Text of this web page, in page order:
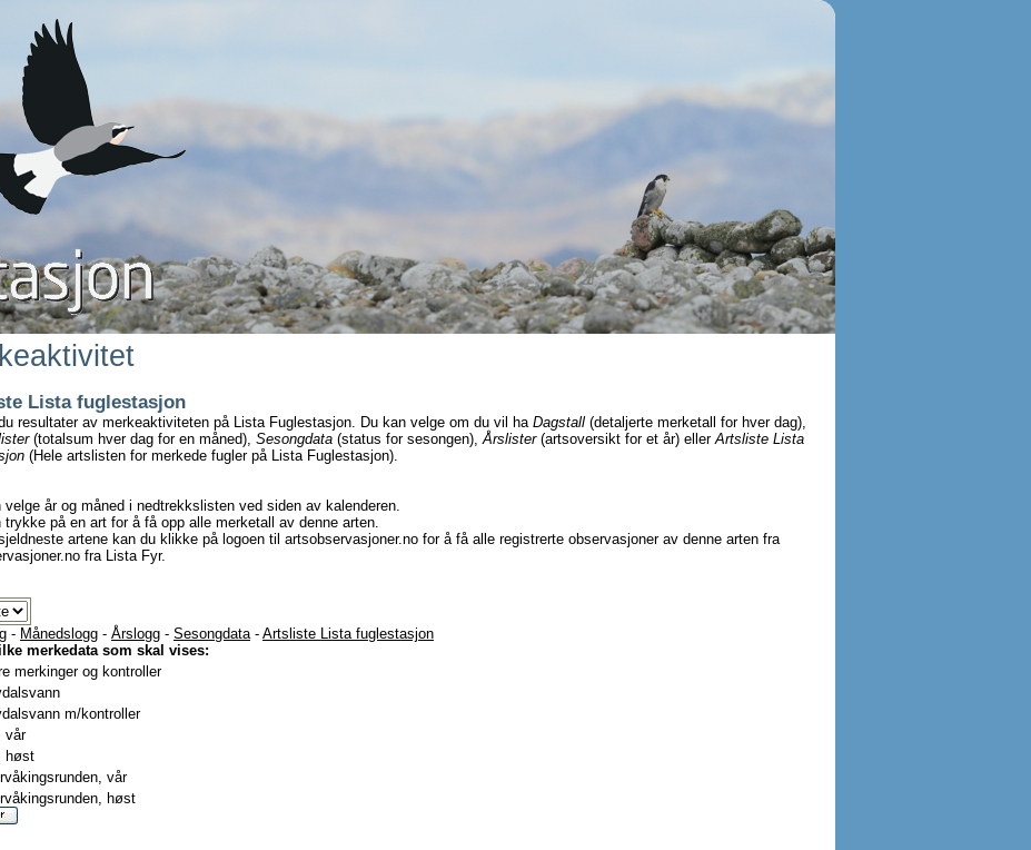
Lista fuglestasjon
resultater av merkeaktiviteten på Lista Fuglestasjon. Du kan velge om du vil ha Dagstall (detaljerte merketall for hver dag),
(totalsum hver dag for en måned), Sesongdata (status for sesongen),Årslister(artsoversikt for et år) ellerArtsliste Lista
(Hele artslisten for merkede fugler på Lista Fuglestasjon).
velge år og måned i nedtrekkslisten ved siden av kalenderen.
trykke på en art for å få opp alle merketall av denne arten.
artene kan du klikke på logoen til artsobservasjoner.no for å få alle registrerte observasjoner av denne arten fra
fra Lista Fyr.
- Månedslogg - Årslogg - Sesongdata- Artsliste Lista fuglestasjon
merkedata som skal vises:
merkinger og kontroller
m/kontroller
vår
høst
vår
høst